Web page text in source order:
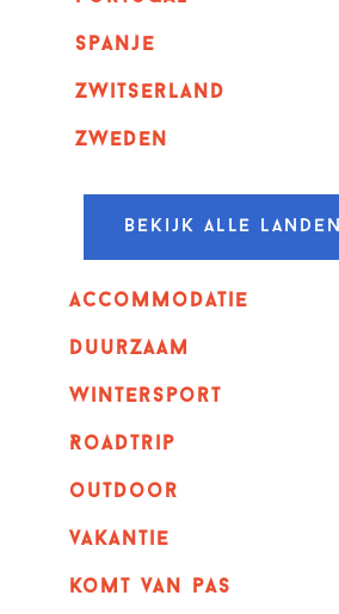
spanje
zwitserland
zweden
Bekijk alle landen
Accommodatie
Duurzaam
wintersport
Roadtrip
outdoor
vakantie
komt van pas